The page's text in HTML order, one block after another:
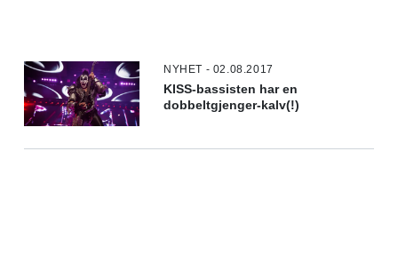
NYHET - 02.08.2017
KISS-bassisten har en
dobbeltgjenger-kalv(!)